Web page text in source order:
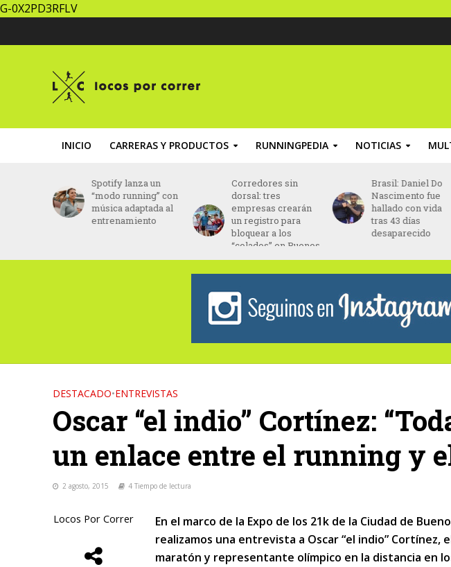
G-0X2PD3RFLV
INICIO CARRERAS Y PRODUCTOS RUNNINGPEDIA NOTICIAS
Corredores sin
dorsal: tres
empresas crearán
un registro para
Aires
Brasil: Daniel Do
Nascimento fue
hallado con vida
tras 43 días
desaparecido
Paraguay: la
Maratón
Internacional de
Asunción busca
récord de
DESTACADO•ENTREVISTAS
Oscar “el indio” Cortínez:
un enlace entre el running y
2 agosto, 2015 4 Tiempo de lectura
Locos Por Correr
En el marco de la Expo de los 21k de la Ciudad de
realizamos una entrevista a Oscar “el indio” Cortínez,
maratón y representante olímpico en la distancia en